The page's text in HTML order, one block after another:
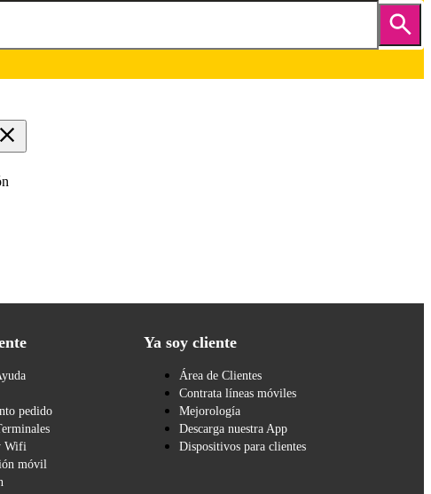
pedido
Wifi
móvil
Ya soy cliente
Área de Clientes
Contrata líneas móviles
Mejorología
Descarga nuestra App
Dispositivos para clientes